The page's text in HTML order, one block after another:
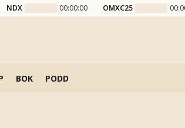
NDX 00:00:00 OMXC25
BOK PODD